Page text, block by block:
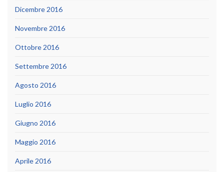
Dicembre 2016
Novembre 2016
Ottobre 2016
Settembre 2016
Agosto 2016
Luglio 2016
Giugno 2016
Maggio 2016
Aprile 2016